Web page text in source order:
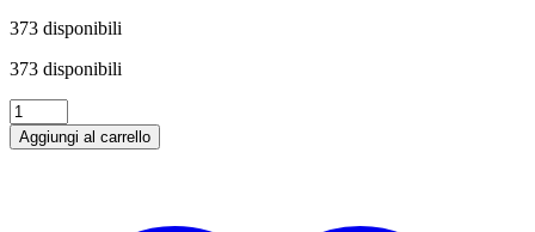
373 disponibili
373 disponibili
Chardonnay
DOC
Ritterhof
Aggiungi al carrello